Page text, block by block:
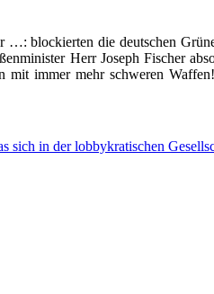
…: blockierten die deutschen
Herr Joseph Fischer
immer mehr schweren
sich in der lobbykratischen